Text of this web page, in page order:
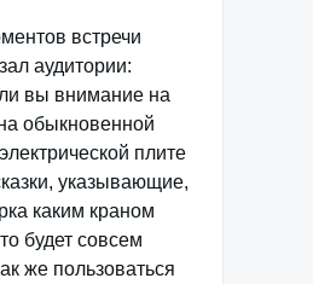
встречи
аудитории:
вы внимание на
обыкновенной
плите
указывающие,
каким краном
будет совсем
же пользоваться